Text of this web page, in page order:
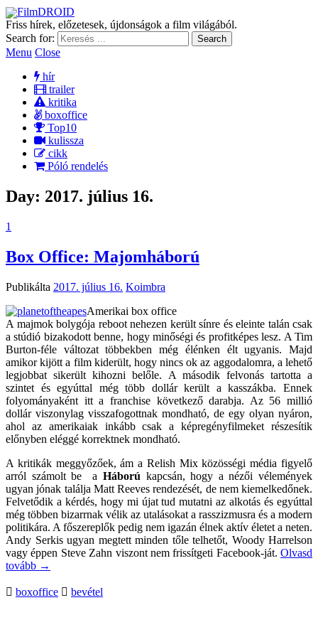
FilmDROID
Friss hírek, előzetesek, újdonságok a film világából.
Search for:
Menu Close
hír
trailer
kritika
boxoffice
Top10
kulissza
cikk
Póló rendelés
Day: 2017. július 16.
1
Box Office: Majomháború
Publikálta 2017. július 16. Koimbra
Amerikai box office
A majmok bolygója reboot nehezen került sínre és eleinte talán csak
a stúdió bizakodott benne, hogy minőségi és profitképes lesz. A Tim
Burton-féle változat többekben még élénken élt ugyanis. Majd
amikor kijött a film kiderült, hogy nincs ok az aggodalomra, a lehető
legjobbat sikerült kihozni belőle. A második felvonás tartotta a
szintet és egyúttal még több dollár került a kasszákba. Ennek
folyományaként itt a franchise következő darabja. Az 56 millió
dollár viszonylag visszafogottnak mondható, de egy olyan nyáron,
ahol az amerikaiak inkább csak a képregényfilmeket részesítik
előnyben eléggé korrektnek mondható.
A kritikák meggyőzőek, ám a Relish Mix közösségi média figyelő
arról számolt be a Háború kapcsán, hogy a nézői vélemények
ugyan jónak találja Matt Reeves rendezését, de nem kiemelkedőnek.
Felvetődik a kérdés, hogy mi újat tud mutatni az alkotás és egyúttal
még többen bizarrnak vélik az utalásokat a rasszizmusra és a modern
politikára. A főszereplők pedig nem igazán élnek aktív életet a neten.
Andy Serkis ugyan megtett minden tőle telhetőt, Woody Harrelson
vagy éppen Steve Zahn viszont nem frissítgeti Facebook-ját. Olvasd
tovább →
boxoffice bevétel